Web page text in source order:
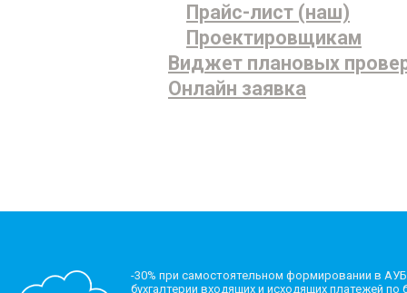
Прайс-лист (наш)
Проектировщикам
Виджет плановых
Онлайн заявка
-30% при самостоятельном формировании в
бухгалтерии входящих и исходящих платежей по